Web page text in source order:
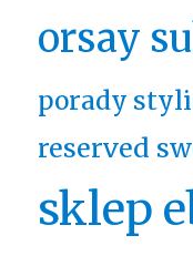
orsay
porady
reserved
sklep